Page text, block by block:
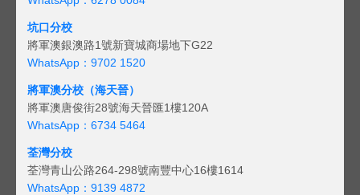
坑口分校
將軍澳銀澳路1號新寶城商場地下G22
WhatsApp：9702 1520
將軍澳分校（海天晉）
將軍澳唐俊街28號海天晉匯1樓120A
WhatsApp：6734 5464
荃灣分校
荃灣青山公路264-298號南豐中心16樓1614
WhatsApp：9139 4872